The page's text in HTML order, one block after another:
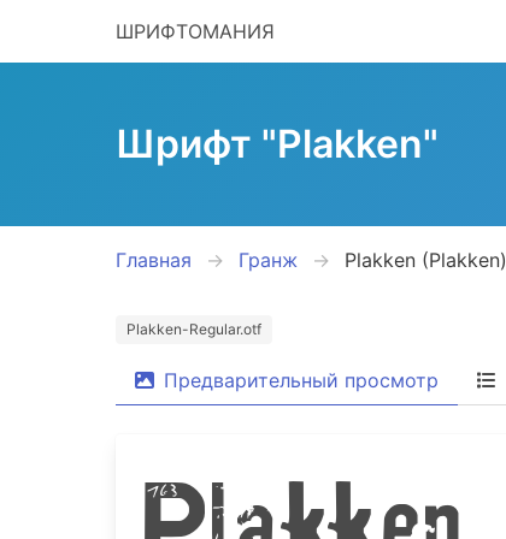
ШРИФТОМАНИЯ
Шрифт "Plakken"
Главная Гранж Plakken (Plakken)
Plakken-Regular.otf
Предварительный просмотр